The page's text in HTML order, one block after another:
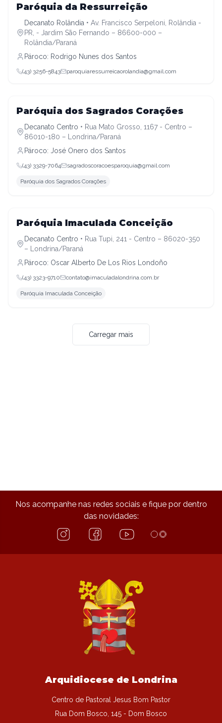
Decanato Rolândia
Paróquia da Ressurreição
Decanato Rolândia • Av. Francisco Serpeloni, Rolândia -
PR, - Jardim São Fernando – 86600-000 –
Rolândia/Paraná
Pároco: Rodrigo Nunes dos Santos
(43) 3256-5843 paroquiaressurreicaorolandia@gmail.com
Decanato Centro
Paróquia dos Sagrados Corações
Decanato Centro • Rua Mato Grosso, 1167 - Centro –
86010-180 – Londrina/Paraná
Pároco: José Onero dos Santos
(43) 3329-7064 sagradoscoracoesparoquia@gmail.com
Paróquia dos Sagrados Corações
Decanato Centro
Paróquia Imaculada Conceição
Decanato Centro • Rua Tupi, 241 - Centro – 86020-350
– Londrina/Paraná
Pároco: Oscar Alberto De Los Rios Londoño
(43) 3323-9710 contato@imaculadalondrina.com.br
Paróquia Imaculada Conceição
Carregar mais
Nos acompanhe nas redes sociais e fique por dentro
das novidades:
Arquidiocese de Londrina
Centro de Pastoral Jesus Bom Pastor
Rua Dom Bosco, 145 - Dom Bosco